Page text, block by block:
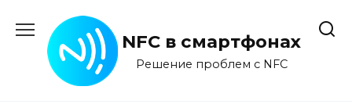
содержанию
NFC в смартфонах
Решение проблем с NFC